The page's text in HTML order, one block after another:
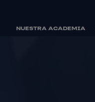
NUESTRA ACADEMIA